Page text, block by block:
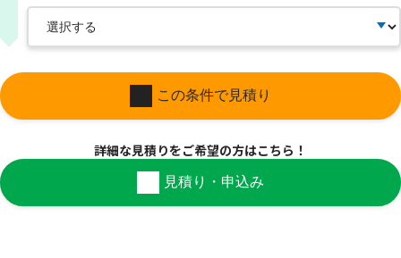
この条件で見積り
詳細な見積りをご希望の方はこちら！
見積り・申込み